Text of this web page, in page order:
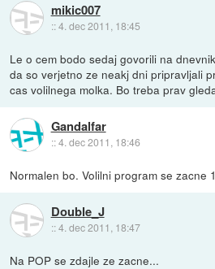
mikic007
::4. dec 2011, 18:45
Le o cem bodo sedaj govorili na
da so verjetno ze neakj dni pripravljali
cas volilnega molka. Bo treba prav
Gandalfar
::4. dec 2011, 18:46
Normalen bo. Volilni program se zacne
Double_J
::4. dec 2011, 18:47
Na POP se zdajle ze zacne...